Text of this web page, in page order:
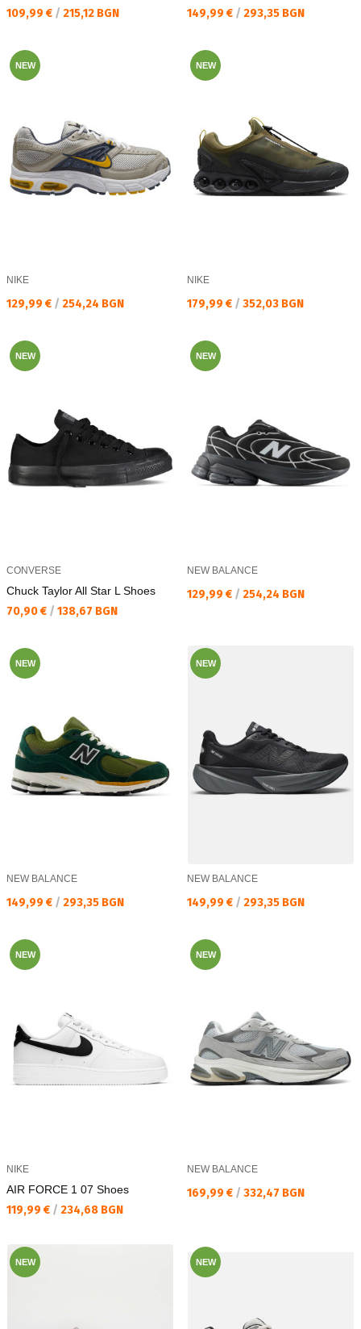
Текуща цена:
109,99 € / 215,12 BGN Текуща цена:
149,99 € / 293,35 BGN
NEW
NIKE
Текуща цена:
129,99 € / 254,24 BGN
NEW
NIKE
Текуща цена:
179,99 € / 352,03 BGN
NEW
CONVERSE
Chuck Taylor All Star L Shoes
Текуща цена:
70,90 € / 138,67 BGN
NEW
NEW BALANCE
Текуща цена:
129,99 € / 254,24 BGN
NEW
NEW BALANCE
Текуща цена:
149,99 € / 293,35 BGN
NEW
NEW BALANCE
Текуща цена:
149,99 € / 293,35 BGN
NEW
NIKE
AIR FORCE 1 07 Shoes
Текуща цена:
119,99 € / 234,68 BGN
NEW
NEW BALANCE
Текуща цена:
169,99 € / 332,47 BGN
NEW NEW